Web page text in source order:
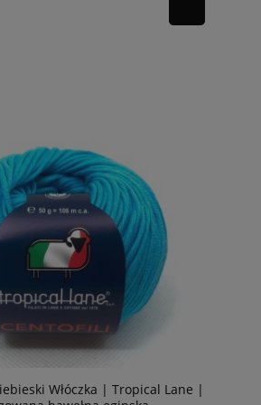
Włóczka | Tropical Lane |